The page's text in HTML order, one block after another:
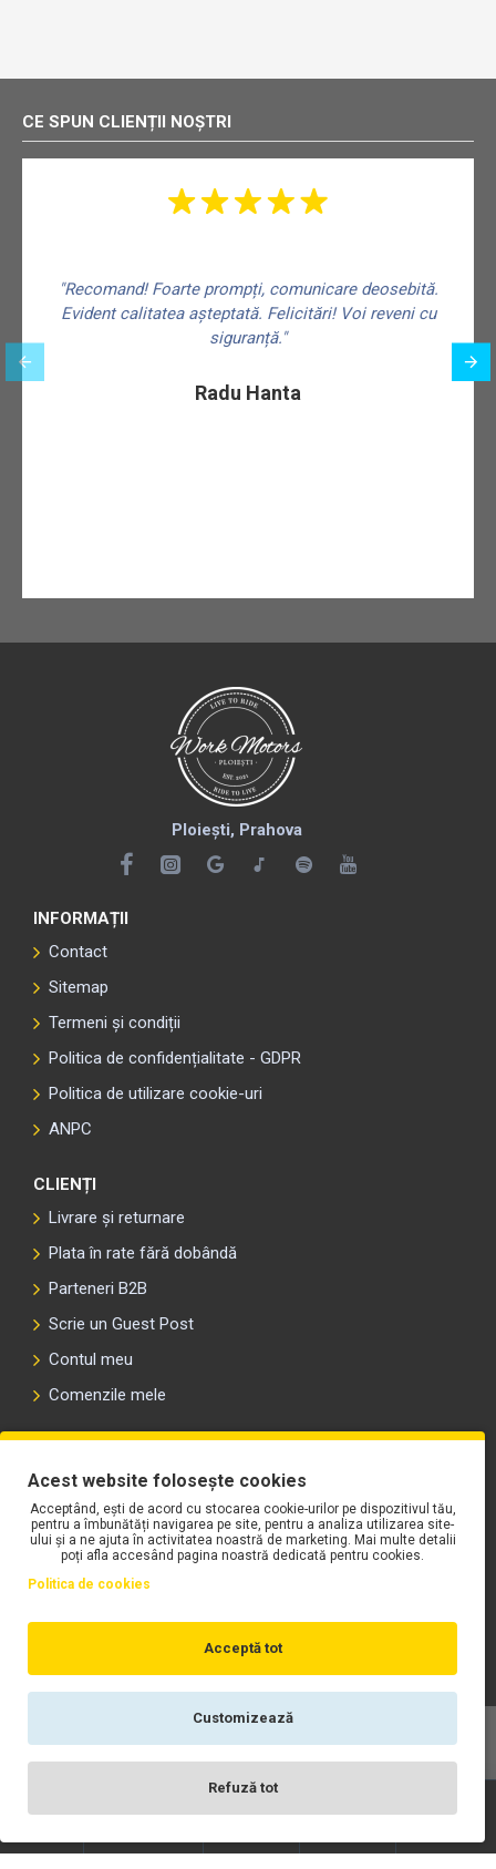
CE SPUN CLIENȚII NOȘTRI
"Recomand! Foarte prompți, comunicare deosebită.
Evident calitatea așteptată. Felicitări! Voi reveni cu
siguranță."
Radu Hanta
Ploiești, Prahova
INFORMAȚII
Contact
Sitemap
Termeni și condiții
Politica de confidențialitate - GDPR
Politica de utilizare cookie-uri
ANPC
CLIENȚI
Livrare și returnare
Plata în rate fără dobândă
Parteneri B2B
Scrie un Guest Post
Contul meu
Comenzile mele
Copyright © WORK Motors
Acest website folosește cookies
Acceptând, ești de acord cu stocarea cookie-urilor pe dispozitivul tău,
pentru a îmbunătăți navigarea pe site, pentru a analiza utilizarea site-
ului și a ne ajuta în activitatea noastră de marketing. Mai multe detalii
poți afla accesând pagina noastră dedicată pentru cookies.
Politica de cookies
Acceptă tot
Customizează
Refuză tot